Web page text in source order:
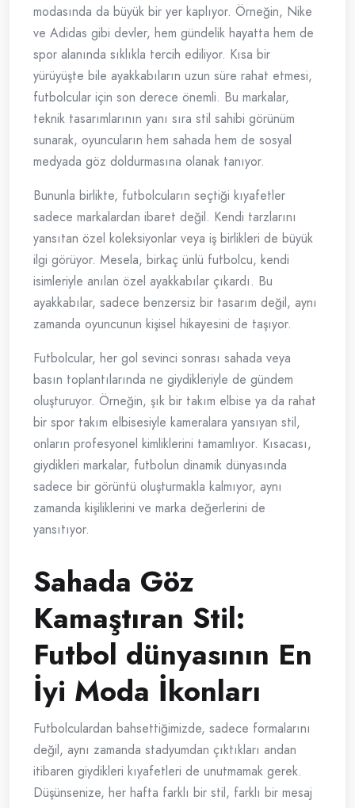
modasında da büyük bir yer kaplıyor. Örneğin, Nike
ve Adidas gibi devler, hem gündelik hayatta hem de
spor alanında sıklıkla tercih ediliyor. Kısa bir
yürüyüşte bile ayakkabıların uzun süre rahat etmesi,
futbolcular için son derece önemli. Bu markalar,
teknik tasarımlarının yanı sıra stil sahibi görünüm
sunarak, oyuncuların hem sahada hem de sosyal
medyada göz doldurmasına olanak tanıyor.
Bununla birlikte, futbolcuların seçtiği kıyafetler
sadece markalardan ibaret değil. Kendi tarzlarını
yansıtan özel koleksiyonlar veya iş birlikleri de büyük
ilgi görüyor. Mesela, birkaç ünlü futbolcu, kendi
isimleriyle anılan özel ayakkabılar çıkardı. Bu
ayakkabılar, sadece benzersiz bir tasarım değil, aynı
zamanda oyuncunun kişisel hikayesini de taşıyor.
Futbolcular, her gol sevinci sonrası sahada veya
basın toplantılarında ne giydikleriyle de gündem
oluşturuyor. Örneğin, şık bir takım elbise ya da rahat
bir spor takım elbisesiyle kameralara yansıyan stil,
onların profesyonel kimliklerini tamamlıyor. Kısacası,
giydikleri markalar, futbolun dinamik dünyasında
sadece bir görüntü oluşturmakla kalmıyor, aynı
zamanda kişiliklerini ve marka değerlerini de
yansıtıyor.
Sahada Göz
Kamaştıran Stil:
Futbol dünyasının En
İyi Moda İkonları
Futbolculardan bahsettiğimizde, sadece formalarını
değil, aynı zamanda stadyumdan çıktıkları andan
itibaren giydikleri kıyafetleri de unutmamak gerek.
Düşünsenize, her hafta farklı bir stil, farklı bir mesaj